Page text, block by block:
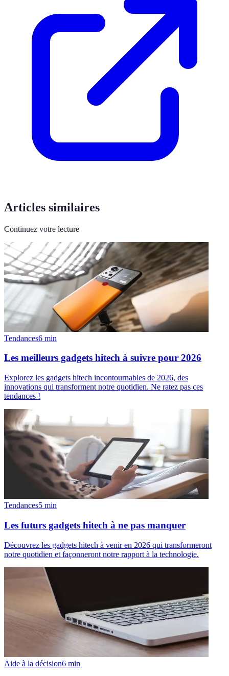
Articles similaires
Continuez votre lecture
Tendances6 min
Les meilleurs gadgets hitech à suivre pour 2026
Explorez les gadgets hitech incontournables de 2026, des
innovations qui transforment notre quotidien. Ne ratez pas ces
tendances !
Tendances5 min
Les futurs gadgets hitech à ne pas manquer
Découvrez les gadgets hitech à venir en 2026 qui transformeront
notre quotidien et façonneront notre rapport à la technologie.
Aide à la décision6 min